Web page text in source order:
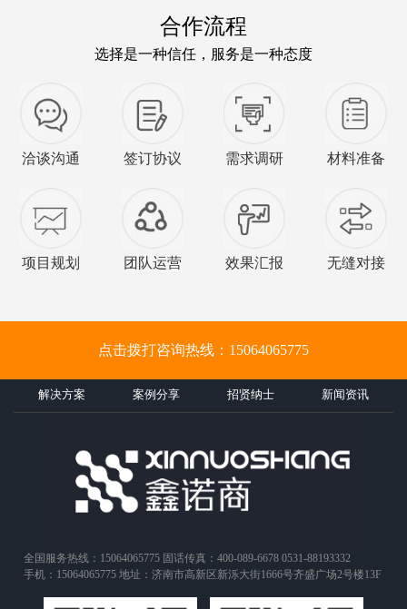
合作流程
选择是一种信任，服务是一种态度
洽谈沟通 签订协议 需求调研 材料准备
项目规划 团队运营 效果汇报 无缝对接
点击拨打咨询热线：15064065775
解决方案 案例分享 招贤纳士 新闻资讯
全国服务热线：15064065775 固话传真：400-089-6678 0531-88193332
手机：15064065775 地址：济南市高新区新泺大街1666号齐盛广场2号楼13F